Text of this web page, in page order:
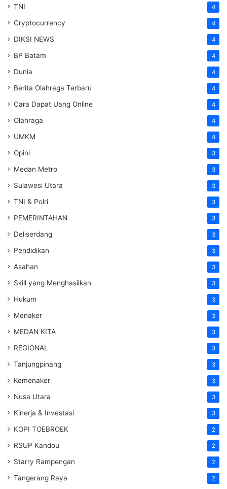
TNI 4
Cryptocurrency 4
DIKSI NEWS 4
BP Batam 4
Dunia 4
Berita Olahraga Terbaru 4
Cara Dapat Uang Online 4
Olahraga 4
UMKM 4
Opini 3
Medan Metro 3
Sulawesi Utara 3
TNI & Polri 3
PEMERINTAHAN 3
Deliserdang 3
Pendidikan 3
Asahan 3
Skill yang Menghasilkan 3
Hukum 3
Menaker 3
MEDAN KITA 3
REGIONAL 3
Tanjungpinang 3
Kemenaker 3
Nusa Utara 3
Kinerja & Investasi 3
KOPI TOEBROEK 2
RSUP Kandou 2
Starry Rampengan 2
Tangerang Raya 2